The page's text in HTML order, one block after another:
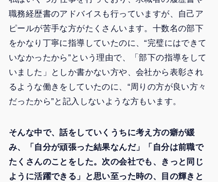
職務経歴書のアドバイスも行っていますが、自己ア
ピールが苦手な方がたくさんいます。十数名の部下
をかなり丁寧に指導していたのに、“完璧にはできて
いなかったから”という理由で、「部下の指導をして
いました」としか書かない方や、会社から表彰され
るような働きをしていたのに、“周りの方が良い方々
だったから”と記入しないような方もいます。
そんな中で、話をしていくうちに考え方の癖が緩
み、「自分が頑張った結果なんだ」「自分は前職で
たくさんのことをした。次の会社でも、きっと同じ
ように活躍できる」と思い至った時の、目の輝きと